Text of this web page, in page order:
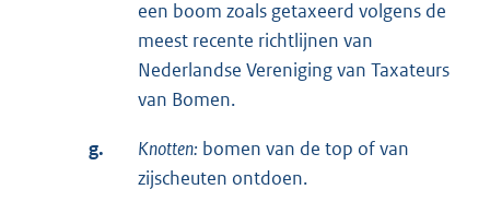
een boom zoals getaxeerd volgens de
meest recente richtlijnen van
Nederlandse Vereniging van Taxateurs
van Bomen.
g. Knotten: bomen van de top of van
zijscheuten ontdoen.